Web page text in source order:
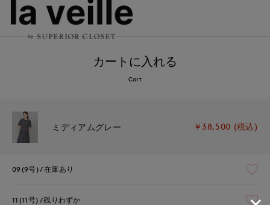
カートに入れる
Cart
ミディアムグレー ￥38,500 (税込)
09(9号) 在庫あり
11(11号) 残りわずか